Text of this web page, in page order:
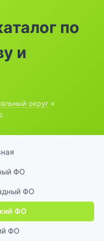
по
и
округ »
ФО
ФО
ФО
ФО